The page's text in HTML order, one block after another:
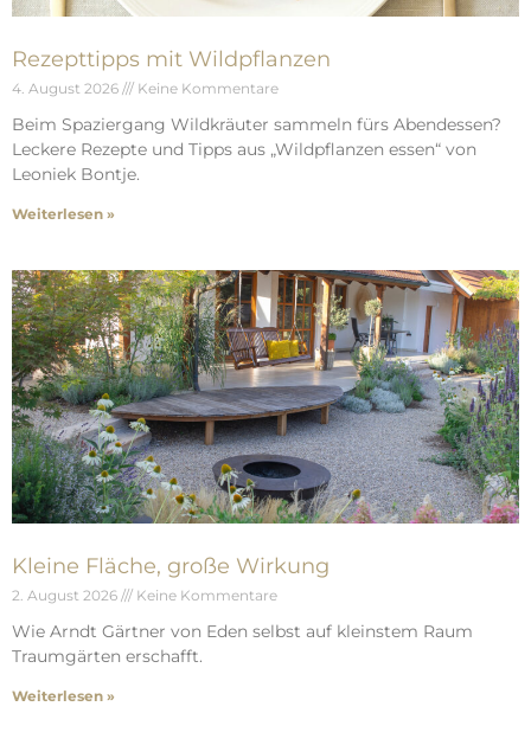
Rezepttipps mit Wildpflanzen
4. August 2026 Keine Kommentare
Beim Spaziergang Wildkräuter sammeln fürs Abendessen?
Leckere Rezepte und Tipps aus „Wildpflanzen essen“ von
Leoniek Bontje.
Weiterlesen »
Kleine Fläche, große Wirkung
2. August 2026 Keine Kommentare
Wie Arndt Gärtner von Eden selbst auf kleinstem Raum
Traumgärten erschafft.
Weiterlesen »